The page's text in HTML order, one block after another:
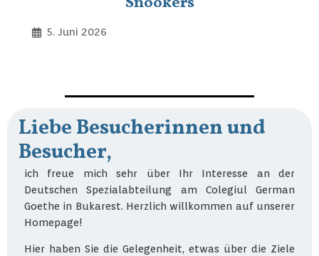
5. Juni 2026
Liebe Besucherinnen und
Besucher,
ich freue mich sehr über Ihr Interesse an der
Deutschen Spezialabteilung am Colegiul German
Goethe in Bukarest. Herzlich willkommen auf unserer
Homepage!
Hier haben Sie die Gelegenheit, etwas über die Ziele